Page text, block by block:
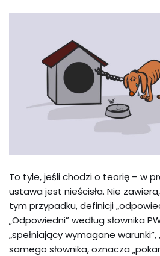
To tyle, jeśli chodzi o teorię – w
ustawa jest nieścisła. Nie
tym przypadku, definicji
„Odpowiedni” według słownika
„spełniający wymagane
samego słownika, oznacza